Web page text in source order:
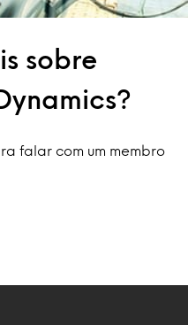
sobre
falar com um membro